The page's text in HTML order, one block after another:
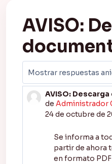
AVISO:
Mostrar modo
AVISO:
de Administrador
24 de octubre de
Número de
Se informa a
partir de ahora
en formato PDF